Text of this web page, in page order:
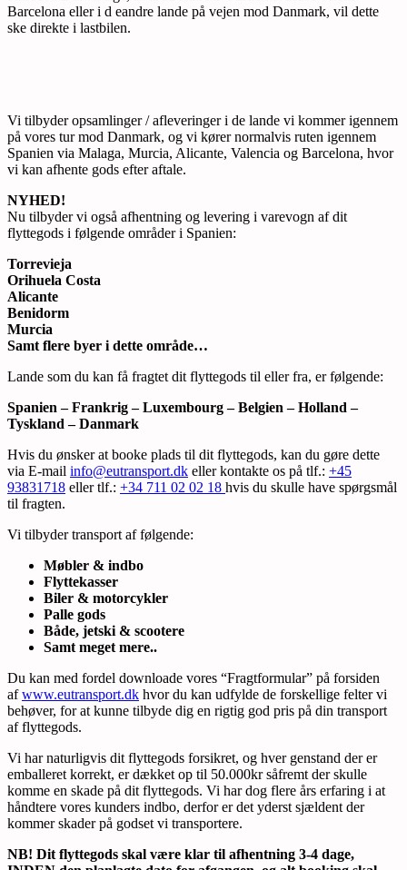
Barcelona eller i d eandre lande på vejen mod Danmark, vil dette
ske direkte i lastbilen.
Vi tilbyder opsamlinger / afleveringer i de lande vi kommer igennem
på vores tur mod Danmark, og vi kører normalvis ruten igennem
Spanien via Malaga, Murcia, Alicante, Valencia og Barcelona, hvor
vi kan afhente gods efter aftale.
NYHED!
Nu tilbyder vi også afhentning og levering i varevogn af dit
flyttegods i følgende områder i Spanien:
Torrevieja
Orihuela Costa
Alicante
Benidorm
Murcia
Samt flere byer i dette område…
Lande som du kan få fragtet dit flyttegods til eller fra, er følgende:
Spanien – Frankrig – Luxembourg – Belgien – Holland –
Tyskland – Danmark
Hvis du ønsker at booke plads til dit flyttegods, kan du gøre dette
via E-mail info@eutransport.dk eller kontakte os på tlf.: +45
93831718 eller tlf.: +34 711 02 02 18 hvis du skulle have spørgsmål
til fragten.
Vi tilbyder transport af følgende:
Møbler & indbo
Flyttekasser
Biler & motorcykler
Palle gods
Både, jetski & scootere
Samt meget mere..
Du kan med fordel downloade vores “Fragtformular” på forsiden
afwww.eutransport.dk hvor du kan udfylde de forskellige felter vi
behøver, for at kunne tilbyde dig en rigtig god pris på din transport
af flyttegods.
Vi har naturligvis dit flyttegods forsikret, og hver genstand der er
emballeret korrekt, er dækket op til 50.000kr såfremt der skulle
komme en skade på dit flyttegods. Vi har dog flere års erfaring i at
håndtere vores kunders indbo, derfor er det yderst sjældent der
kommer skader på godset vi transportere.
NB! Dit flyttegods skal være klar til afhentning 3-4 dage,